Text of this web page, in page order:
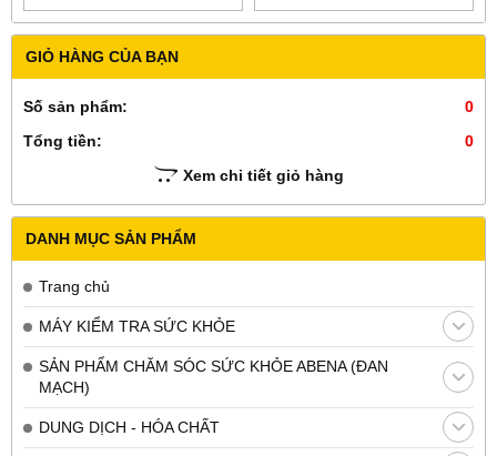
GIỎ HÀNG CỦA BẠN
Số sản phẩm:
0
Tổng tiền:
0
Xem chi tiết giỏ hàng
DANH MỤC SẢN PHẨM
Trang chủ
MÁY KIỂM TRA SỨC KHỎE
SẢN PHẨM CHĂM SÓC SỨC KHỎE ABENA (ĐAN
MẠCH)
DUNG DỊCH - HÓA CHẤT